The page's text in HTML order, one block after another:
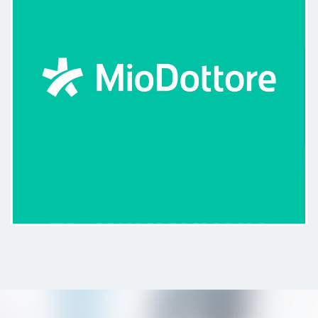
ha dato spiegazioni dettagliate
sulla terapia e su come effettuarla.